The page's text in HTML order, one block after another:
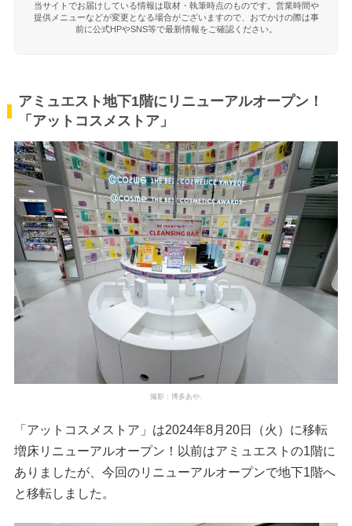
当サイトでお届けしている情報は取材・執筆時点のものです。営業時間や
提供メニューなどが変更となる場合がございますので、おでかけの際は事
前に公式HPやSNS等で最新情報をご確認ください。
アミュエスト地下1階にリニューアルオープン！
「アットコスメストア」
撮影：博多あや.
「アットコスメストア」は2024年8月20日（火）に移転
増床リニューアルオープン！以前はアミュエストの1階に
ありましたが、今回のリニューアルオープンで地下1階へ
と移転しました。